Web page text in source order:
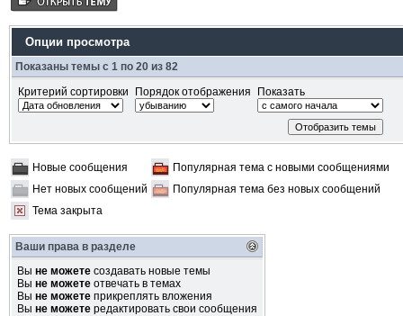
Опции просмотра
Показаны темы с 1 по 20 из 82
Критерий сортировки
Порядок отображения Показать
Новые сообщения
Популярная тема с новыми сообщениями
Нет новых сообщений
Популярная тема без новых сообщений
Тема закрыта
Ваши права в разделе
Вы не можетесоздавать новые темы
Вы не можетеотвечать в темах
Вы не можетеприкреплять вложения
Вы не можетередактировать свои сообщения